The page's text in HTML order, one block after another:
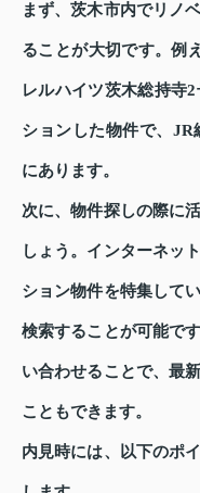
まず、茨木市内でリノ
ることが大切です。例
レルハイツ茨木総持寺
ションした物件で、
にあります。
次に、物件探しの際に
しょう。インターネッ
ション物件を特集して
検索することが可能で
い合わせることで、最
こともできます。
内見時には、以下のポ